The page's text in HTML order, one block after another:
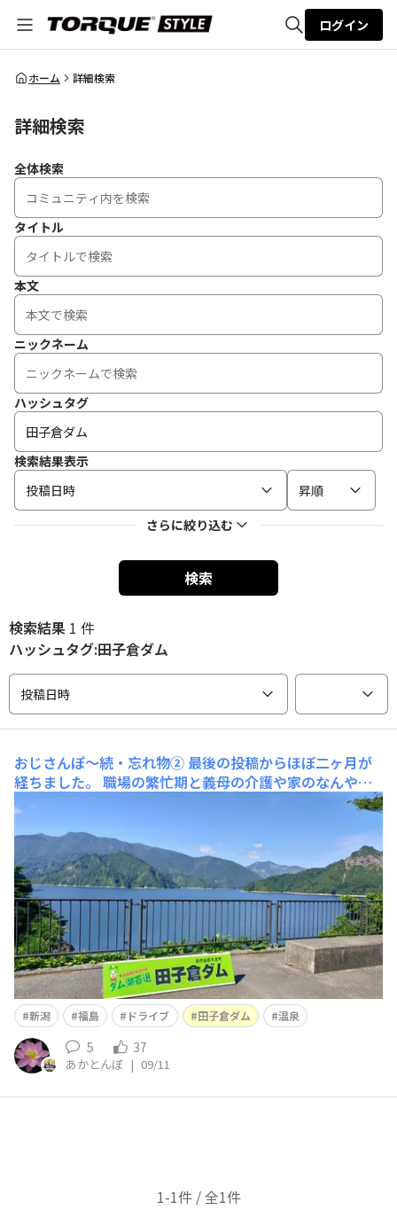
全体検索
ログイン
ホーム 詳細検索
詳細検索
全体検索
タイトル
本文
ニックネーム
ハッシュタグ
検索結果表示
投稿日時
昇順
さらに絞り込む
検索
検索結果 1 件
ハッシュタグ:田子倉ダム
投稿日時
おじさんぽ〜続・忘れ物② 最後の投稿からほぼ二ヶ月が
経ちました。 職場の繁忙期と義母の介護や家のなんやか
んやかんやでしばし、離れておりました。m(_ _)m で、
時を戻そう。 忘れ物の小銭入れを無事に手元に戻し、ち
ょっと行ってみたい道路を走れるところまで走ってみまし
た。 ダム湖百選にも
新潟 福島 ドライブ 田子倉ダム 温泉
5 37
あかとんぼ | 09/11
1-1件 / 全1件